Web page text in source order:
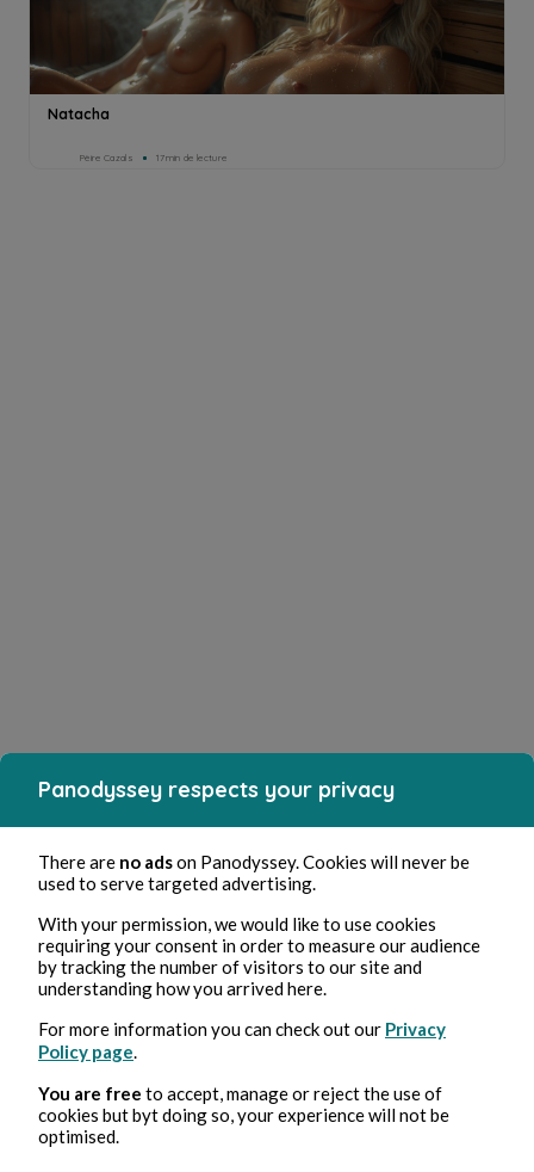
Natacha
Pèire Cazals 17min de lecture
Panodyssey respects your privacy
There are no adson Panodyssey. Cookies will never be
used to serve targeted advertising.
With your permission, we would like to use cookies
requiring your consent in order to measure our audience
by tracking the number of visitors to our site and
understanding how you arrived here.
For more information you can check out our Privacy
Policy page.
You are free to accept, manage or reject the use of
cookies but byt doing so, your experience will not be
optimised.